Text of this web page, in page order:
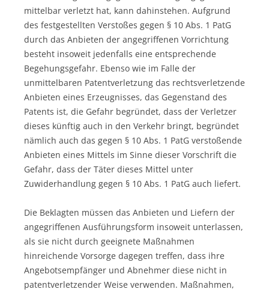
mittelbar verletzt hat, kann dahinstehen. Aufgrund
des festgestellten Verstoßes gegen § 10 Abs. 1 PatG
durch das Anbieten der angegriffenen Vorrichtung
besteht insoweit jedenfalls eine entsprechende
Begehungsgefahr. Ebenso wie im Falle der
unmittelbaren Patentverletzung das rechtsverletzende
Anbieten eines Erzeugnisses, das Gegenstand des
Patents ist, die Gefahr begründet, dass der Verletzer
dieses künftig auch in den Verkehr bringt, begründet
nämlich auch das gegen § 10 Abs. 1 PatG verstoßende
Anbieten eines Mittels im Sinne dieser Vorschrift die
Gefahr, dass der Täter dieses Mittel unter
Zuwiderhandlung gegen § 10 Abs. 1 PatG auch liefert.
Die Beklagten müssen das Anbieten und Liefern der
angegriffenen Ausführungsform insoweit unterlassen,
als sie nicht durch geeignete Maßnahmen
hinreichende Vorsorge dagegen treffen, dass ihre
Angebotsempfänger und Abnehmer diese nicht in
patentverletzender Weise verwenden. Maßnahmen,